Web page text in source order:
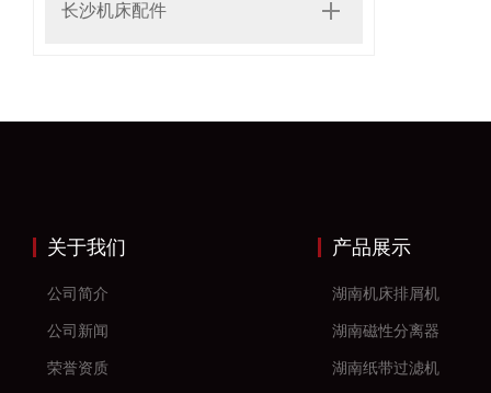
长沙机床配件
关于我们
公司简介
公司新闻
荣誉资质
产品展示
湖南机床排屑机
湖南磁性分离器
湖南纸带过滤机